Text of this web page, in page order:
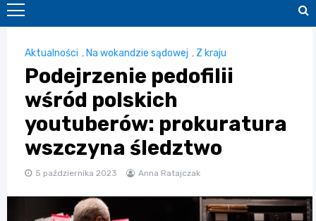
Aktualności , Na wokandzie sądowej , Z kraju
Podejrzenie pedofilii
wśród polskich
youtuberów: prokuratura
wszczyna śledztwo
5 października 2023 Anna Ratajczak